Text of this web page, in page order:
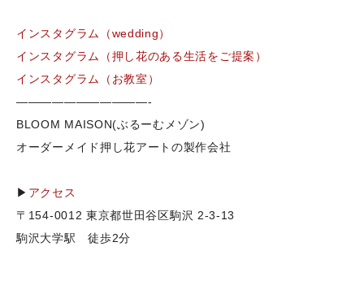
インスタグラム（wedding）
インスタグラム（押し花のある生活をご提案）
インスタグラム（お教室）
———————————-
BLOOM MAISON(ぶるーむメゾン)
オーダーメイド押し花アートの製作会社
▶ アクセス
〒154-0012 東京都世田谷区駒沢 2-3-13
駒沢大学駅 徒歩2分